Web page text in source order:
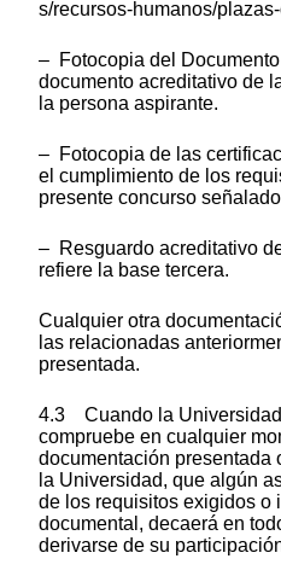
s/recursos-humanos/
– Fotocopia del
documento acreditativo de
la persona aspirante.
– Fotocopia de las
el cumplimiento de los
presente concurso
– Resguardo acreditativo
refiere la base tercera.
Cualquier otra
las relacionadas
presentada.
4.3 Cuando la
compruebe en cualquier
documentación presentada
la Universidad, que algún
de los requisitos exigidos o
documental, decaerá en
derivarse de su